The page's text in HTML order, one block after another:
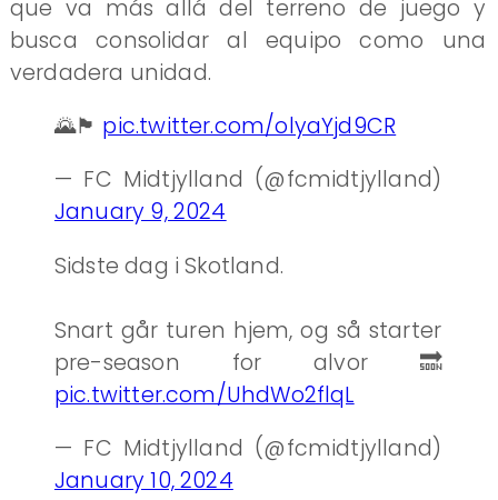
que va más allá del terreno de juego y
busca consolidar al equipo como una
verdadera unidad.
🌄🏴󠁧󠁢󠁳󠁣󠁴󠁿 pic.twitter.com/olyaYjd9CR
— FC Midtjylland (@fcmidtjylland)
January 9, 2024
Sidste dag i Skotland.
Snart går turen hjem, og så starter
pre-season for alvor 🔜
pic.twitter.com/UhdWo2flqL
— FC Midtjylland (@fcmidtjylland)
January 10, 2024